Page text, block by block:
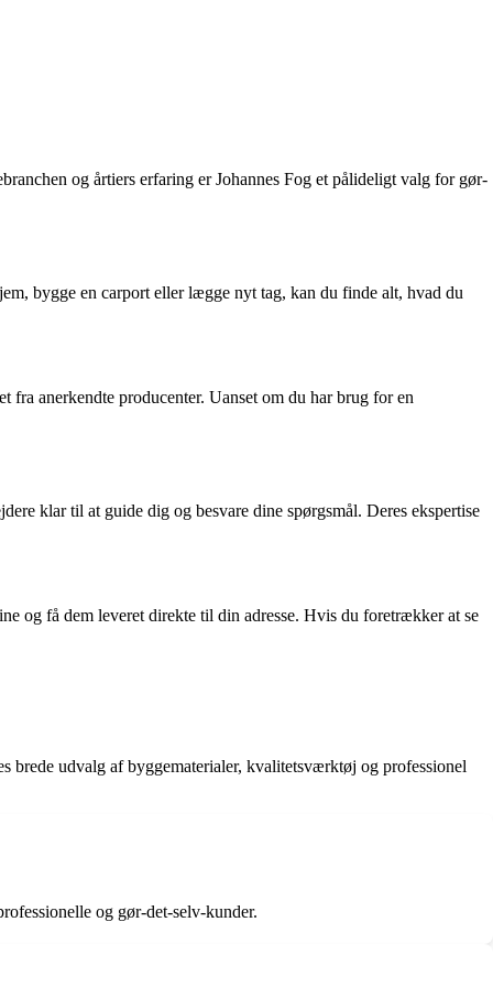
og årtiers erfaring er Johannes Fog et pålideligt valg for gør-
bygge en carport eller lægge nyt tag, kan du finde alt, hvad du
anerkendte producenter. Uanset om du har brug for en
klar til at guide dig og besvare dine spørgsmål. Deres ekspertise
og få dem leveret direkte til din adresse. Hvis du foretrækker at se
brede udvalg af byggematerialer, kvalitetsværktøj og professionel
og gør-det-selv-kunder.